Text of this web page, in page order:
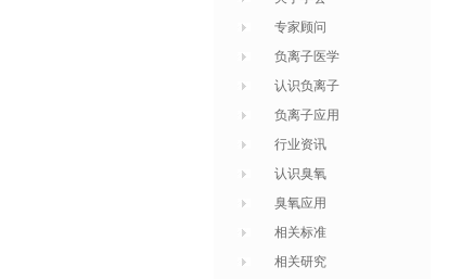
专家顾问
负离子医学
认识负离子
负离子应用
行业资讯
认识臭氧
臭氧应用
相关标准
相关研究